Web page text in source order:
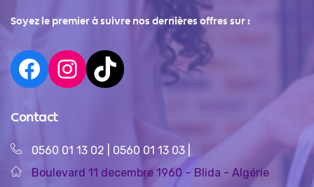
Soyez le premier à suivre nos dernières offres sur :
Contact
0560 01 13 02 0560 01 13 03
Boulevard 11 decembre 1960 – Blida - Algérie